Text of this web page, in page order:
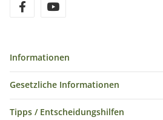
Informationen
Gesetzliche Informationen
Tipps / Entscheidungshilfen